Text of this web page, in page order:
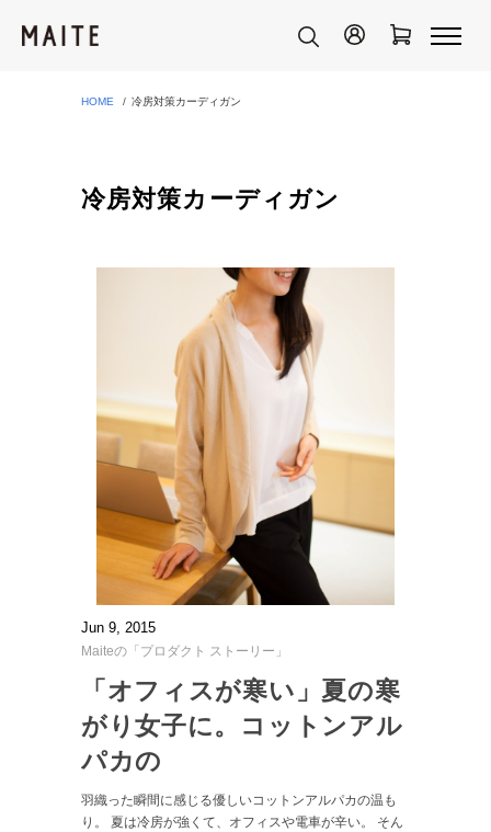
HOME 冷房対策カーディガン
冷房対策カーディガン
Jun 9, 2015
Maiteの「プロダクト ストーリー」
「オフィスが寒い」夏の寒
がり女子に。コットンアル
パカの
羽織った瞬間に感じる優しいコットンアルパカの温も
り。 夏は冷房が強くて、オフィスや電車が辛い。 そん